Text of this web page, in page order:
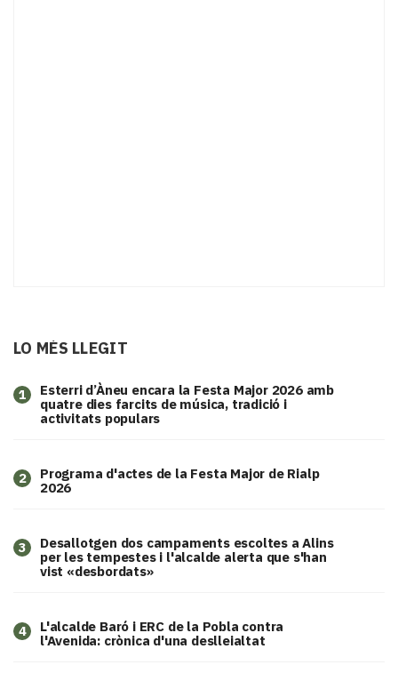
LO MÉS LLEGIT
1
Esterri d’Àneu encara la Festa Major 2026 amb
quatre dies farcits de música, tradició i
activitats populars
2
Programa d'actes de la Festa Major de Rialp
2026
3
​Desallotgen dos campaments escoltes a Alins
per les tempestes i l'alcalde alerta que s'han
vist «desbordats»
4
L'alcalde Baró i ERC de la Pobla contra
l'Avenida: crònica d'una deslleialtat